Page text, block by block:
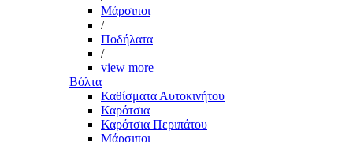
Μάρσιποι
/
Ποδήλατα
/
view more
Βόλτα
Καθίσματα Αυτοκινήτου
Καρότσια
Καρότσια Περιπάτου
Μάρσιποι